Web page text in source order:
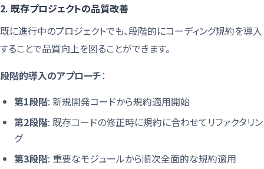
2. 既存プロジェクトの品質改善
既に進行中のプロジェクトでも、段階的にコーディング規約を導入
することで品質向上を図ることができます。
段階的導入のアプローチ：
第1段階: 新規開発コードから規約適用開始
第2段階: 既存コードの修正時に規約に合わせてリファクタリン
グ
第3段階: 重要なモジュールから順次全面的な規約適用